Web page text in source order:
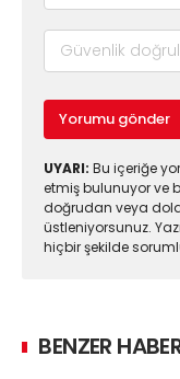
Yorumu gönder
UYARI: Bu içeriğe
etmiş bulunuyor ve
doğrudan veya
üstleniyorsunuz.
hiçbir şekilde
BENZER